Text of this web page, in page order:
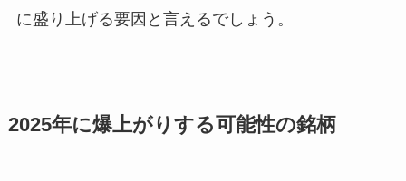
に盛り上げる要因と言えるでしょう。
2025年に爆上がりする可能性の銘柄